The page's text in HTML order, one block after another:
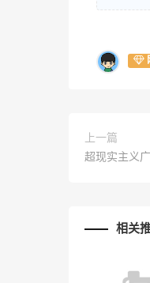
上一篇
超现实主义
相关